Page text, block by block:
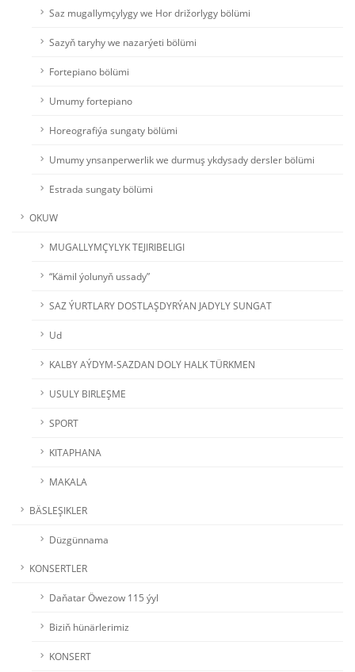
Saz mugallymçylygy we Hor drižorlygy bölümi
Sazyň taryhy we nazarýeti bölümi
Fortepiano bölümi
Umumy fortepiano
Horeografiýa sungaty bölümi
Umumy ynsanperwerlik we durmuş ykdysady dersler bölümi
Estrada sungaty bölümi
OKUW
MUGALLYMÇYLYK TEJIRIBELIGI
“Kämil ýolunyň ussady”
SAZ ÝURTLARY DOSTLAŞDYRÝAN JADYLY SUNGAT
Ud
KALBY AÝDYM-SAZDAN DOLY HALK TÜRKMEN
USULY BIRLEŞME
SPORT
KITAPHANA
MAKALA
BÄSLEŞIKLER
Düzgünnama
KONSERTLER
Daňatar Öwezow 115 ýyl
Biziň hünärlerimiz
KONSERT